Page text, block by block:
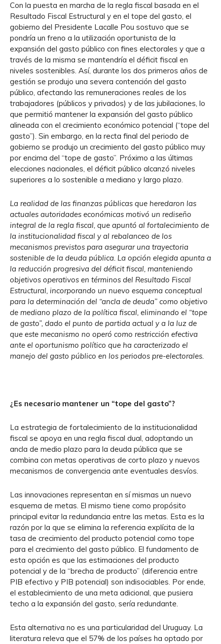
Con la puesta en marcha de la regla fiscal basada en el
Resultado Fiscal Estructural y en el tope del gasto, el
gobierno del Presidente Lacalle Pou sostuvo que se
pondría un freno a la utilización oportunista de la
expansión del gasto público con fines electorales y que a
través de la misma se mantendría el déficit fiscal en
niveles sostenibles. Así, durante los dos primeros años de
gestión se produjo una severa contención del gasto
público, afectando las remuneraciones reales de los
trabajadores (públicos y privados) y de las jubilaciones, lo
que permitió mantener la expansión del gasto público
alineada con el crecimiento económico potencial (“tope del
gasto”). Sin embargo, en la recta final del periodo de
gobierno se produjo un crecimiento del gasto público muy
por encima del “tope de gasto”. Próximo a las últimas
elecciones nacionales, el déficit público alcanzó niveles
superiores a lo sostenible a mediano y largo plazo.
La realidad de las finanzas públicas que heredaron las
actuales autoridades económicas motivó un rediseño
integral de la regla fiscal, que apuntó al fortalecimiento de
la institucionalidad fiscal y al rebalanceo de los
mecanismos previstos para asegurar una trayectoria
sostenible de la deuda pública. La opción elegida apunta a
la reducción progresiva del déficit fiscal, manteniendo
objetivos operativos en términos del Resultado Fiscal
Estructural, incorporando un nuevo esquema conceptual
para la determinación del “ancla de deuda” como objetivo
de mediano plazo de la política fiscal, eliminando el “tope
de gasto”, dado el punto de partida actual y a la luz de
que este mecanismo no operó como restricción efectiva
ante el oportunismo político que ha caracterizado el
manejo del gasto público en los periodos pre-electorales.
¿Es necesario mantener un “tope del gasto”?
La estrategia de fortalecimiento de la institucionalidad
fiscal se apoya en una regla fiscal dual, adoptando un
ancla de medio plazo para la deuda pública que se
combina con metas operativas de corto plazo y nuevos
mecanismos de convergencia ante eventuales desvíos.
Las innovaciones representan en sí mismas un nuevo
esquema de metas. El mismo tiene como propósito
principal evitar la redundancia entre las metas. Esta es la
razón por la que se elimina la referencia explícita de la
tasa de crecimiento del producto potencial como tope
para el crecimiento del gasto público. El fundamento de
esta opción es que las estimaciones del producto
potencial y de la “brecha de producto” (diferencia entre
PIB efectivo y PIB potencial) son indisociables. Por ende,
el establecimiento de una meta adicional, que pusiera
techo a la expansión del gasto, sería redundante.
Esta alternativa no es una particularidad del Uruguay. La
literatura releva que el 57% de los países ha optado por